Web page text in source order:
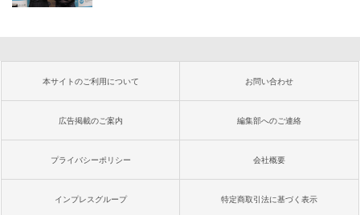
本サイトのご利用について お問い合わせ
広告掲載のご案内 編集部へのご連絡
プライバシーポリシー 会社概要
インプレスグループ 特定商取引法に基づく表示